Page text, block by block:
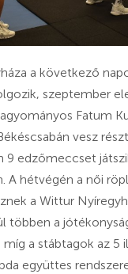
a következő
szeptember
Fatum
vesz
9 edzőmeccset
A hétvégén a női
a Wittur
többen a
míg a stábtagok az 5
együttes